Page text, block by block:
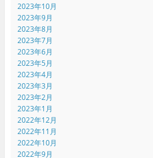
2023年10月
2023年9月
2023年8月
2023年7月
2023年6月
2023年5月
2023年4月
2023年3月
2023年2月
2023年1月
2022年12月
2022年11月
2022年10月
2022年9月